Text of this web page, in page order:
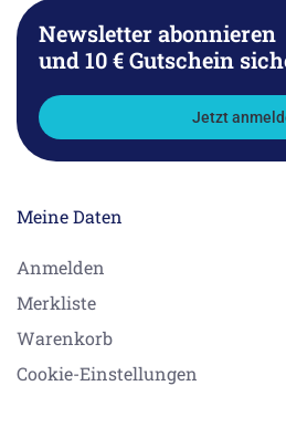
Newsletter abonnieren
und 10 € Gutschein
Jetzt
Meine Daten
Anmelden
Merkliste
Warenkorb
Cookie-Einstellungen